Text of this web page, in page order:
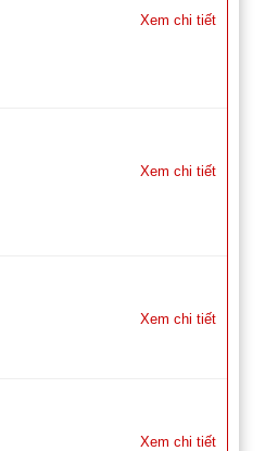
Xem chi tiết
Xem chi tiết
Xem chi tiết
Xem chi tiết